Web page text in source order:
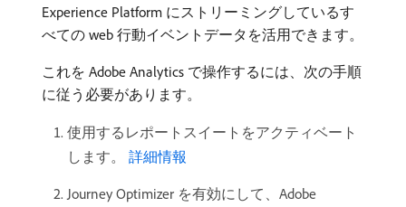
Experience Platform にストリーミングしているす
べての web 行動イベントデータを活用できます。
これを Adobe Analytics で操作するには、次の手順
に従う必要があります。
使用するレポートスイートをアクティベート
します。 詳細情報
Journey Optimizer を有効にして、Adobe